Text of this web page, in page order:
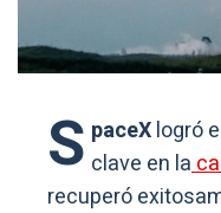
S paceXlogró
clave en la
recuperó